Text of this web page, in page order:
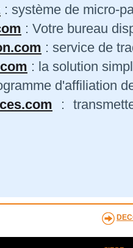
: système de micro-
: Votre bureau
: service de
: la solution
d'affiliation
: